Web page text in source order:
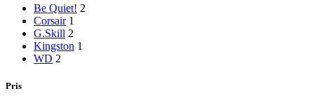
Be Quiet! 2
Corsair 1
G.Skill 2
Kingston 1
WD 2
Pris